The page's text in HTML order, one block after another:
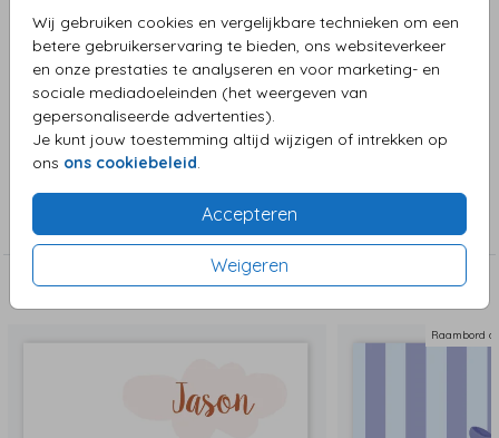
Wij gebruiken cookies en vergelijkbare technieken om een
betere gebruikerservaring te bieden, ons websiteverkeer
en onze prestaties te analyseren en voor marketing- en
sociale mediadoeleinden (het weergeven van
gepersonaliseerde advertenties).
Je kunt jouw toestemming altijd wijzigen of intrekken op
ons ons cookiebeleid
Accepteren
Weigeren
Omschrijving
Raambord tractor met kar broertjes is een kleurrijk en
vrolijk geboortekaartje met een retro voertuig thema. Het is
perfect voor jongens of vogels die fan zijn van auto's of
boerderijen.
Ramboorden - dubbel/enkel
Raambord